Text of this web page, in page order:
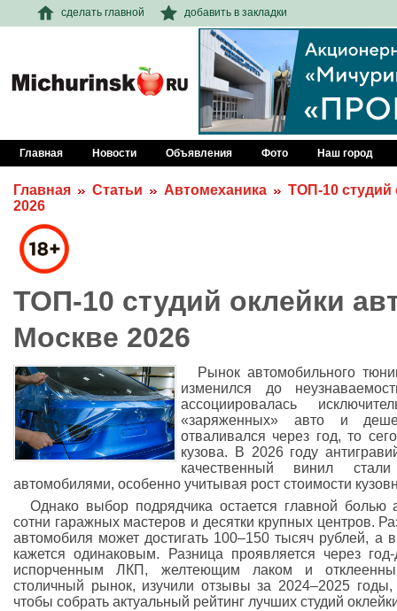
сделать главной добавить в закладки
Главная Новости Объявления Фото Наш город
Главная Статьи Автомеханика
ТОП-10 студий
2026
ТОП-10 студий оклейки
Москве 2026
Рынок автомобильного
изменился до
ассоциировалась
«заряженных» авто и
отваливался через год, то
кузова. В 2026 году
качественный винил
автомобилями, особенно учитывая рост стоимости
Однако выбор подрядчика остается главной болью
сотни гаражных мастеров и десятки крупных центров.
автомобиля может достигать 100–150 тысяч рублей, а
кажется одинаковым. Разница проявляется через
испорченным ЛКП, желтеющим лаком и
столичный рынок, изучили отзывы за 2024–2025
чтобы собрать актуальный рейтинг лучших студий